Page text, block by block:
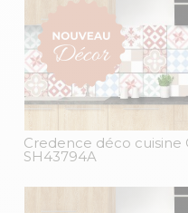
Credence déco
SH43794A